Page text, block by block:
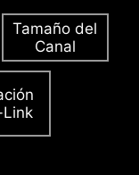
Tamaño del
Canal
de las
de IA y
Más
de